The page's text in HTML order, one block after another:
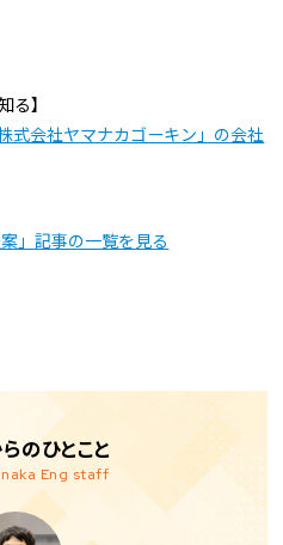
る】
式会社ヤマナカゴーキン」の会社
」記事の一覧を見る
のひとこと
Eng staff